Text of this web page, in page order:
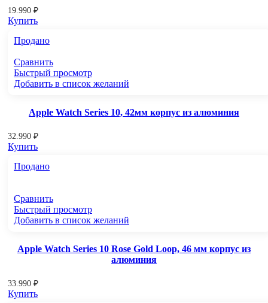
19.990 ₽
Купить
Продано
Сравнить
Быстрый просмотр
Добавить в список желаний
Apple Watch Series 10, 42мм корпус из алюминия
32.990 ₽
Купить
Продано
Сравнить
Быстрый просмотр
Добавить в список желаний
Apple Watch Series 10 Rose Gold Loop, 46 мм корпус из
алюминия
33.990 ₽
Купить